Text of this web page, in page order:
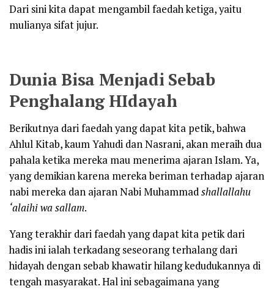
Dari sini kita dapat mengambil faedah ketiga, yaitu
mulianya sifat jujur.
Dunia Bisa Menjadi Sebab
Penghalang HIdayah
Berikutnya dari faedah yang dapat kita petik, bahwa
Ahlul Kitab, kaum Yahudi dan Nasrani, akan meraih dua
pahala ketika mereka mau menerima ajaran Islam. Ya,
yang demikian karena mereka beriman terhadap ajaran
nabi mereka dan ajaran Nabi Muhammadshallallahu
‘alaihi wa sallam.
Yang terakhir dari faedah yang dapat kita petik dari
hadis ini ialah terkadang seseorang terhalang dari
hidayah dengan sebab khawatir hilang kedudukannya di
tengah masyarakat. Hal ini sebagaimana yang